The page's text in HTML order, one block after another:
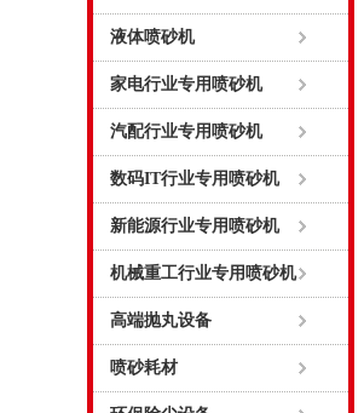
液体喷砂机
家电行业专用喷砂机
汽配行业专用喷砂机
数码IT行业专用喷砂机
新能源行业专用喷砂机
机械重工行业专用喷砂机
高端抛丸设备
喷砂耗材